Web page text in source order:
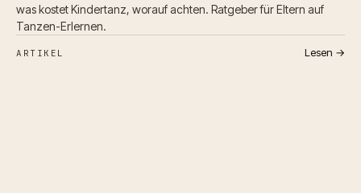
was kostet Kindertanz, worauf achten. Ratgeber für Eltern auf
Tanzen-Erlernen.
ARTIKEL Lesen →